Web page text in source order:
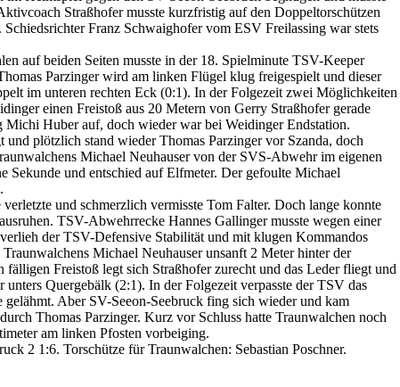
Straßhofer musste kurzfristig auf den Doppeltorschützen
Franz Schwaighofer vom ESV Freilassing war stets
auf beiden Seiten musste in der 18. Spielminute TSV-Keeper
Parzinger wird am linken Flügel klug freigespielt und dieser
im unteren rechten Eck (0:1). In der Folgezeit zwei Möglichkeiten
einen Freistoß aus 20 Metern von Gerry Straßhofer gerade
Huber auf, doch wieder war bei Weidinger Endstation.
plötzlich stand wieder Thomas Parzinger vor Szanda, doch
Michael Neuhauser von der SVS-Abwehr im eigenen
Sekunde und entschied auf Elfmeter. Der gefoulte Michael
und schmerzlich vermisste Tom Falter. Doch lange konnte
TSV-Abwehrrecke Hannes Gallinger musste wegen einer
der TSV-Defensive Stabilität und mit klugen Kommandos
Michael Neuhauser unsanft 2 Meter hinter der
Freistoß legt sich Straßhofer zurecht und das Leder fliegt und
Quergebälk (2:1). In der Folgezeit verpasste der TSV das
Aber SV-Seeon-Seebruck fing sich wieder und kam
Thomas Parzinger. Kurz vor Schluss hatte Traunwalchen noch
am linken Pfosten vorbeiging.
2 1:6. Torschütze für Traunwalchen: Sebastian Poschner.